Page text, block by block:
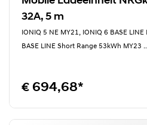
32A, 5 m
IONIQ 5 NE MY21, IONIQ 6 BASE
BASE LINE Short Range 53kWh MY23
€ 694,68*